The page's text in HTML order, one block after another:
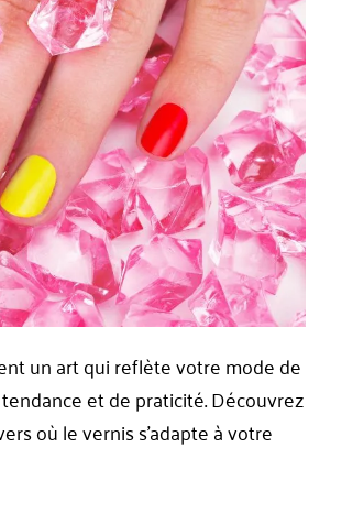
un art qui reflète votre mode de
et de praticité. Découvrez
où le vernis s’adapte à votre